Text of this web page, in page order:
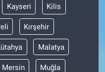
Kayseri Kilis
Kırşehir
Malatya
Mersin Muğla